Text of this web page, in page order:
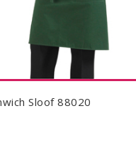
Sloof 88020